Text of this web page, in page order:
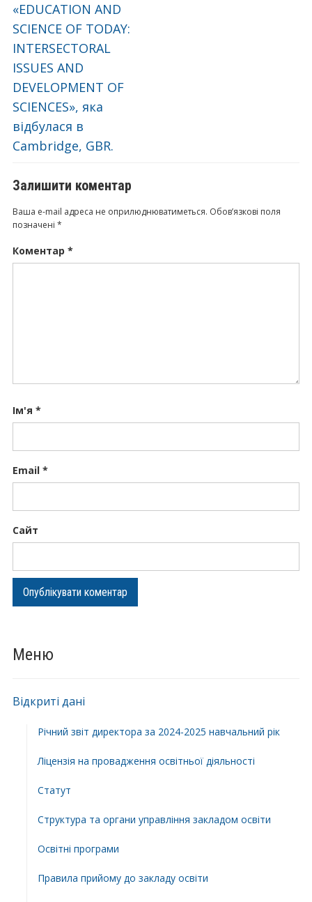
Меню
Відкриті дані
Річний звіт директора за 2024-2025 навчальний рік
Ліцензія на провадження освітньої діяльності
Статут
Структура та органи управління закладом освіти
Освiтнi програми
Правила прийому до закладу освіти
«EDUCATION AND
SCIENCE OF TODAY:
INTERSECTORAL
ISSUES AND
DEVELOPMENT OF
SCIENCES», яка
відбулася в
Cambridge, GBR.
Залишити коментар
Ваша e-mail адреса не оприлюднюватиметься. Обов’язкові поля
позначені *
Коментар *
Ім'я *
Email *
Сайт